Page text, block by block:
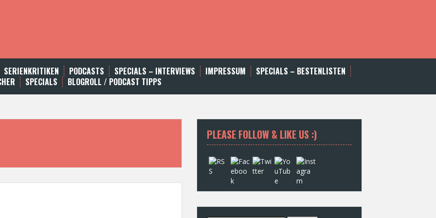
SERIENKRITIKEN PODCASTS SPECIALS – INTERVIEWS IMPRESSUM
SPECIALS – BESTENLISTEN
SPECIALS BLOGROLL / PODCAST TIPPS
PLEASE FOLLOW & LIKE US :)